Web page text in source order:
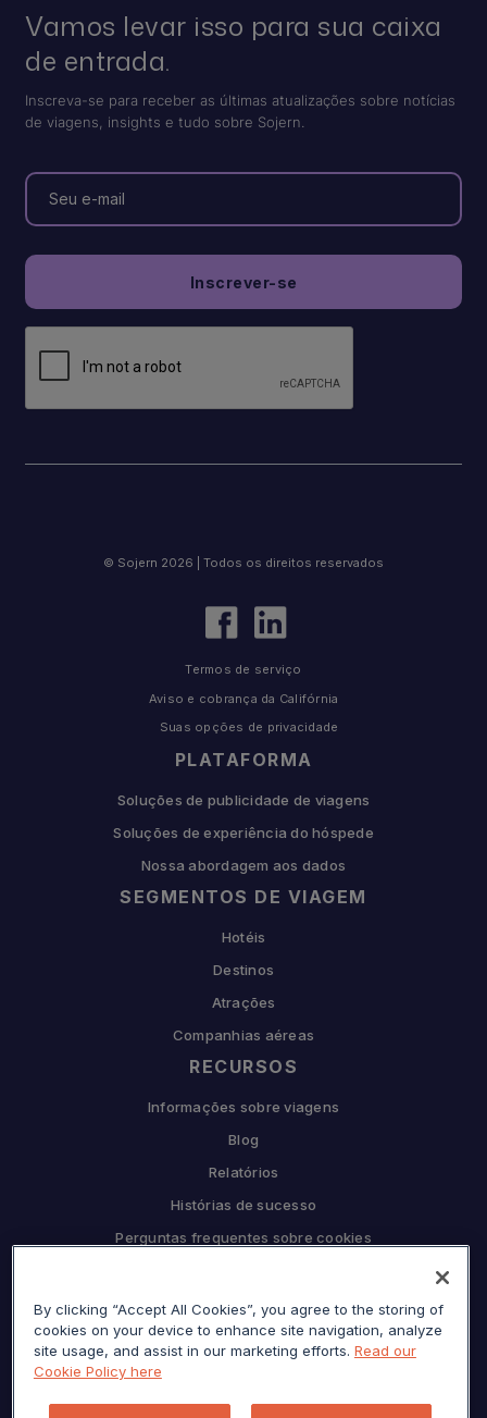
Vamos levar isso para sua caixa
de entrada.
Inscreva-se para receber as últimas atualizações sobre notícias
de viagens, insights e tudo sobre Sojern.
PLATAFORMA
Soluções de publicidade de viagens
Soluções de experiência do hóspede
Nossa abordagem aos dados
SEGMENTOS DE VIAGEM
Hotéis
Destinos
Atrações
Companhias aéreas
RECURSOS
Informações sobre viagens
Blog
Relatórios
Histórias de sucesso
Perguntas frequentes sobre cookies
Por que Sojern
Seja nosso parceiro
Prensa
© Sojern 2026 | Todos os direitos reservados
Termos de serviço
Aviso e cobrança da Califórnia
Suas opções de privacidade
By clicking “Accept All Cookies”, you agree to the storing of
cookies on your device to enhance site navigation, analyze
site usage, and assist in our marketing efforts. Read our
Cookie Policy here